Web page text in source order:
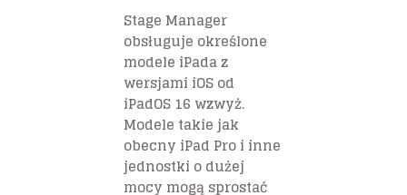
Stage Manager
obsługuje określone
modele iPada z
wersjami iOS od
iPadOS 16 wzwyż.
Modele takie jak
obecny iPad Pro i inne
jednostki o dużej
mocy mogą sprostać